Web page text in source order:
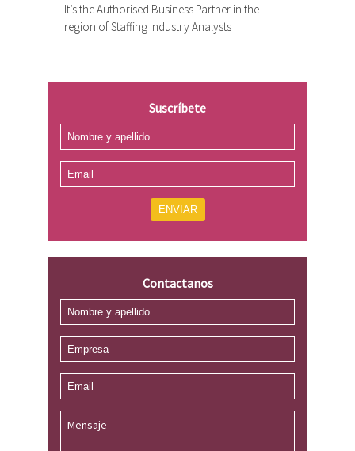
It’s the Authorised Business Partner in the
region of Staffing Industry Analysts
Suscríbete
ENVIAR
Contactanos